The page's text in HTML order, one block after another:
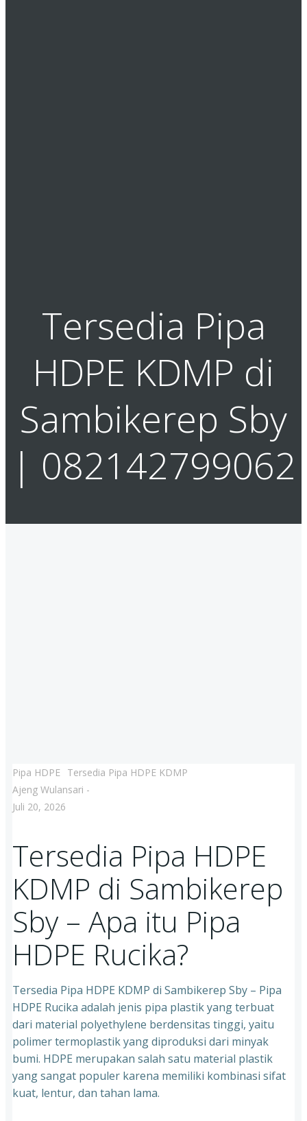
Tersedia Pipa
HDPE KDMP di
Sambikerep Sby
| 082142799062
Pipa HDPE Tersedia Pipa HDPE KDMP
Ajeng Wulansari -
Juli 20, 2026
Tersedia Pipa HDPE
KDMP di Sambikerep
Sby – Apa itu Pipa
HDPE Rucika?
Tersedia Pipa HDPE KDMP di Sambikerep Sby – Pipa
HDPE Rucika adalah jenis pipa plastik yang terbuat
dari material polyethylene berdensitas tinggi, yaitu
polimer termoplastik yang diproduksi dari minyak
bumi. HDPE merupakan salah satu material plastik
yang sangat populer karena memiliki kombinasi sifat
kuat, lentur, dan tahan lama.